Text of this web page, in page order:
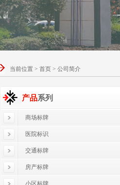
当前位置 > 首页 > 公司简介
产品系列
商场标牌
医院标识
交通标牌
房产标牌
小区标牌